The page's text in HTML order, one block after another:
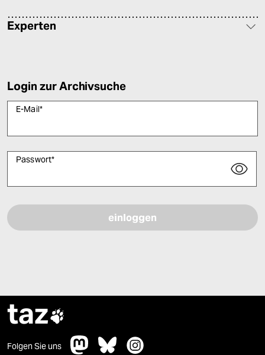
Experten
Login zur Archivsuche
E-Mail*
Passwort*
taz
Folgen Sie uns